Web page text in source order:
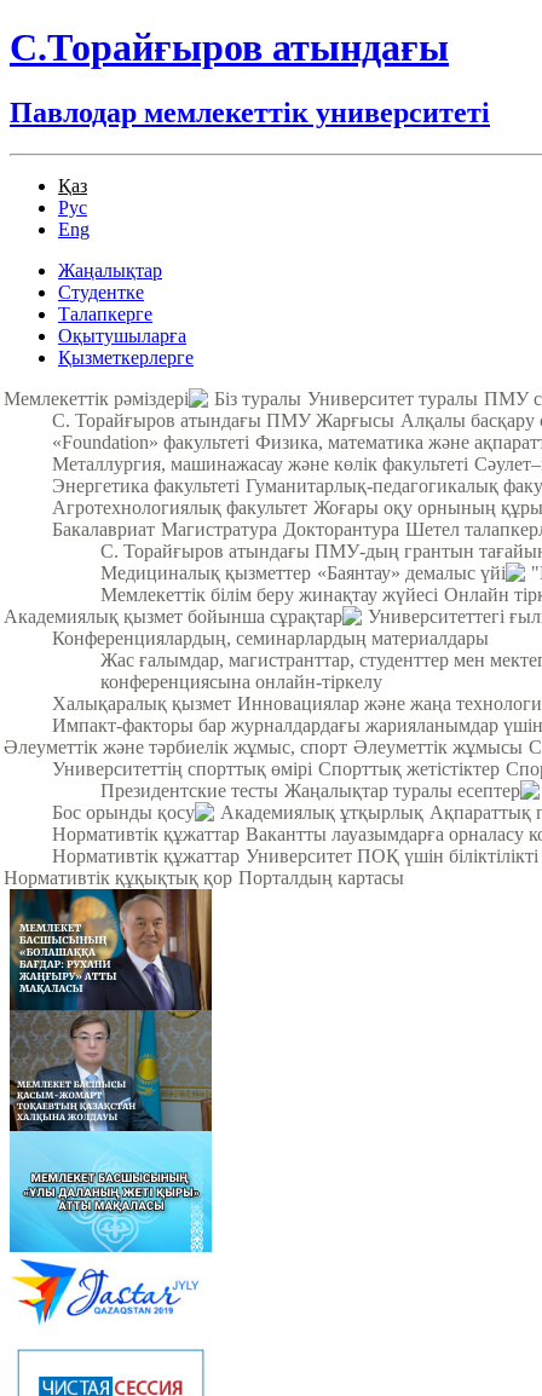
С.Торайғыров атындағы
Павлодар мемлекеттік университеті
Қаз
Рус
Eng
Жаңалықтар
Студентке
Талапкерге
Оқытушыларға
Қызметкерлерге
Мемлекеттік рәміздері
Біз туралы Университет туралы ПМУ
С. Торайғыров атындағы ПМУ Жарғысы Алқалы басқару
«Foundation» факультеті Физика, математика және
Металлургия, машинажасау және көлік факультеті
Энергетика факультеті Гуманитарлық-педагогикалық
Агротехнологиялық факультет Жоғары оқу орнының
Бакалавриат Магистратура Докторантура Шетел
С. Торайғыров атындағы ПМУ-дың грантын
Медициналық қызметтер «Баянтау» демалыс үйі
Мемлекеттік білім беру жинақтау жүйесі Онлайн
Академиялық қызмет бойынша сұрақтар
Университеттегі
Конференциялардың, семинарлардың материалдары
Жас ғалымдар, магистранттар, студенттер мен
конференциясына онлайн-тіркелу
Халықаралық қызмет Инновациялар және жаңа
Импакт-факторы бар журналдардағы жарияланымдар үшін
Әлеуметтік және тәрбиелік жұмыс, спорт Әлеуметтік жұмысы
Университеттің спорттық өмірі Спорттық жетістіктер
Президентские тесты Жаңалықтар туралы есептер
Бос орынды қосу
Академиялық ұтқырлық Ақпараттық
Нормативтік құжаттар Вакантты лауазымдарға орналасу
Нормативтік құжаттар Университет ПОҚ үшін
Нормативтік құқықтық қор Порталдың картасы